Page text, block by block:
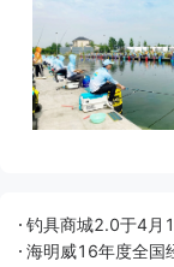
钓具商城2.0于4月
海明威16年度全国